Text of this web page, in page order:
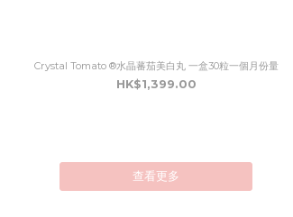
Crystal Tomato ®水晶蕃茄美白丸 一盒30粒一個月份量
HK$1,399.00
查看更多